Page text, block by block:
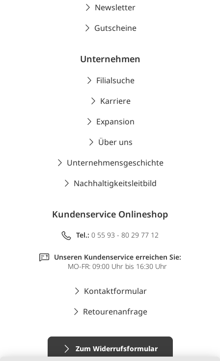
Newsletter
Gutscheine
Unternehmen
Filialsuche
Karriere
Expansion
Über uns
Unternehmensgeschichte
Nachhaltigkeitsleitbild
Kundenservice Onlineshop
Tel.: 0 55 93 - 80 29 77 12
Unseren Kundenservice erreichen Sie:
MO-FR: 09:00 Uhr bis 16:30 Uhr
Kontaktformular
Retourenanfrage
Zum Widerrufsformular